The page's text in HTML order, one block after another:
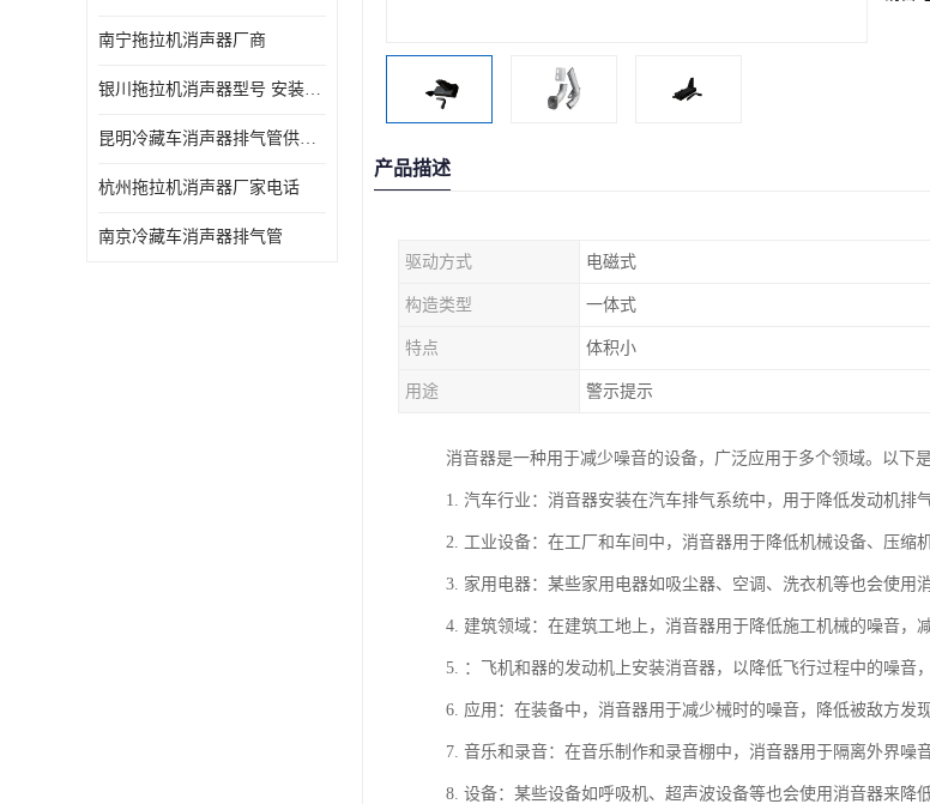
南宁拖拉机消声器厂商
银川拖拉机消声器型号 安装方便
昆明冷藏车消声器排气管供货商 可定制
杭州拖拉机消声器厂家电话
南京冷藏车消声器排气管
产品描述
驱动方式 电磁式
构造类型 一体式
特点 体积小
用途 警示提示
消音器是一种用于减少噪音的设备，广泛应用于多个领域。以下
1. 汽车行业：消音器安装在汽车排气系统中，用于降低发动机排
2. 工业设备：在工厂和车间中，消音器用于降低机械设备、压缩
3. 家用电器：某些家用电器如吸尘器、空调、洗衣机等也会使用
4. 建筑领域：在建筑工地上，消音器用于降低施工机械的噪音，
5. ：飞机和器的发动机上安装消音器，以降低飞行过程中的噪音
6. 应用：在装备中，消音器用于减少械时的噪音，降低被敌方发现
7. 音乐和录音：在音乐制作和录音棚中，消音器用于隔离外界噪
8. 设备：某些设备如呼吸机、超声波设备等也会使用消音器来降